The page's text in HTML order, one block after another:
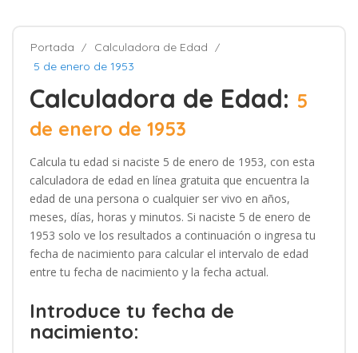
Portada
Calculadora de Edad
5 de enero de 1953
Calculadora de Edad: 5
de enero de 1953
Calcula tu edad si naciste 5 de enero de 1953, con esta
calculadora de edad en línea gratuita que encuentra la
edad de una persona o cualquier ser vivo en años,
meses, días, horas y minutos. Si naciste 5 de enero de
1953 solo ve los resultados a continuación o ingresa tu
fecha de nacimiento para calcular el intervalo de edad
entre tu fecha de nacimiento y la fecha actual.
Introduce tu fecha de
nacimiento: